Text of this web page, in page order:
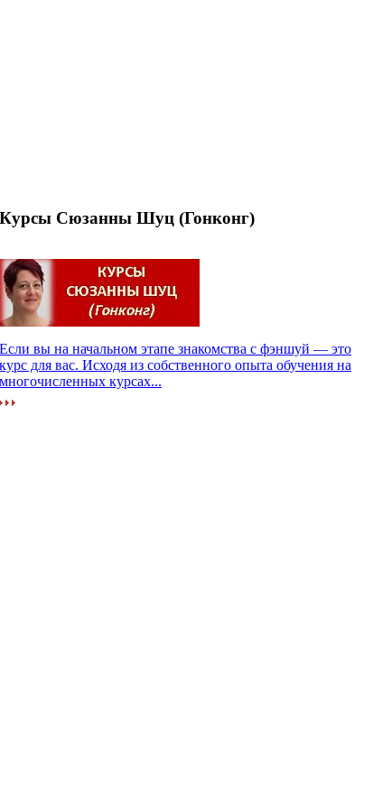
Курсы Сюзанны Шуц (Гонконг)
Если вы на начальном этапе знакомства с фэншуй — это
курс для вас. Исходя из собственного опыта обучения на
многочисленных курсах...